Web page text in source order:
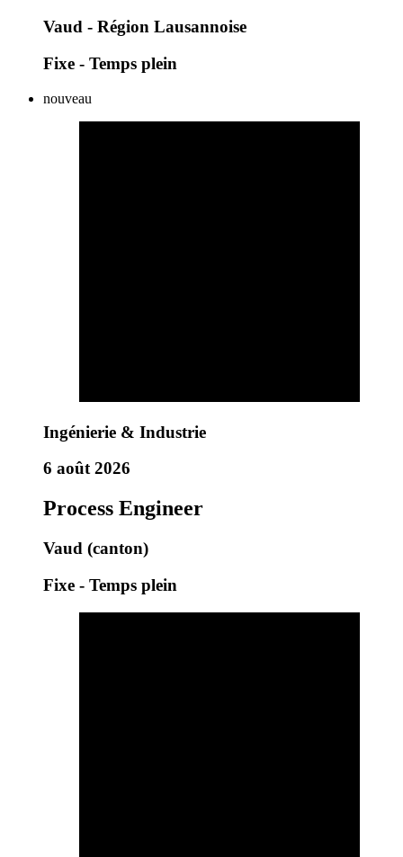
Vaud - Région Lausannoise
Fixe - Temps plein
nouveau
Ingénierie & Industrie
6 août 2026
Process Engineer
Vaud (canton)
Fixe - Temps plein